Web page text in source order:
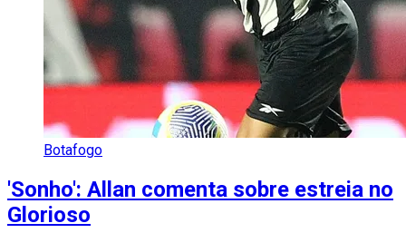
Botafogo
'Sonho': Allan comenta sobre estreia no
Glorioso